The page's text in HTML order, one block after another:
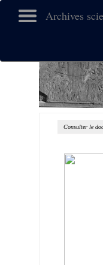
Archives
Consulter le